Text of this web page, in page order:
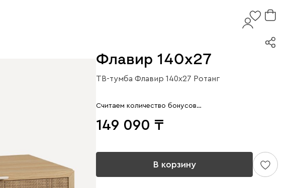
Флавир 140x27
ТВ-тумба Флавир 140x27 Ротанг
Считаем количество бонусов…
149 090
В корзину